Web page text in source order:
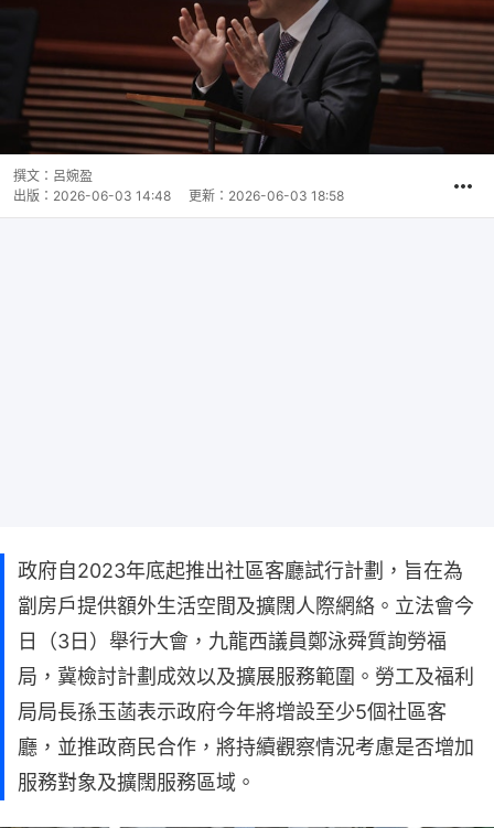
撰文： 呂婉盈
出版： 2026-06-03 14:48 更新： 2026-06-03 18:58
政府自2023年底起推出社區客廳試行計劃，旨在為
劏房戶提供額外生活空間及擴闊人際網絡。立法會今
日（3日）舉行大會，九龍西議員鄭泳舜質詢勞福
局，冀檢討計劃成效以及擴展服務範圍。勞工及福利
局局長孫玉菡表示政府今年將增設至少5個社區客
廳，並推政商民合作，將持續觀察情況考慮是否增加
服務對象及擴闊服務區域。